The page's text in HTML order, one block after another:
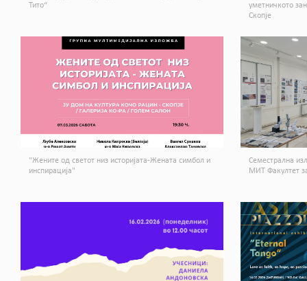
Тито“
уметничкото
Скопје
"Жените од светот низ историјата-Жената симбол и
инспирација"
Семестрална
МИТ Факултет